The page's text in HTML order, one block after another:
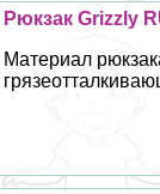
Рюкзак Grizzly
Материал